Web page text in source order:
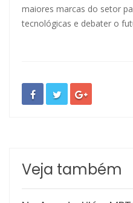
maiores marcas do setor
tecnológicas e debater o
Veja também